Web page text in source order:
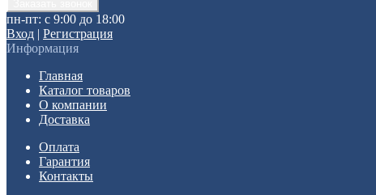
пн-пт: с 9:00 до 18:00
Вход | Регистрация
Информация
Главная
Каталог товаров
О компании
Доставка
Оплата
Гарантия
Контакты